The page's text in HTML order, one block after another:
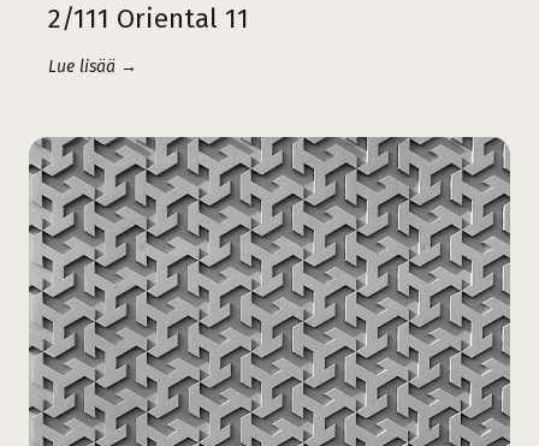
2/111 Oriental 11
Lue lisää →